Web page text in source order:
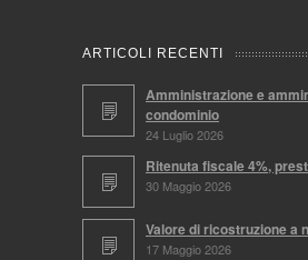
ARTICOLI RECENTI
Amministrazione e
condominio
24 Luglio 2026
Ritenuta fiscale 4%,
30 Maggio 2026
Valore di ricostruzione a
17 Maggio 2026